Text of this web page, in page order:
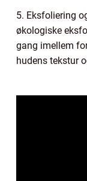
5. Eksfoliering
økologiske
gang imellem
hudens tekstur